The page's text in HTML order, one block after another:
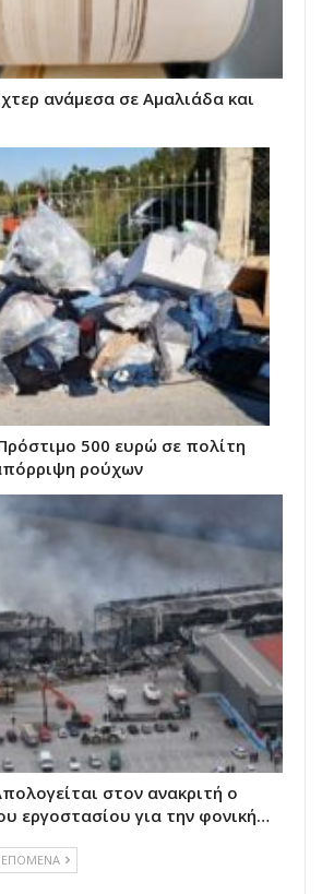
ανάμεσα σε Αμαλιάδα και
500 ευρώ σε πολίτη
ρούχων
στον ανακριτή ο
εργοστασίου για την φονική…
ΕΠΟΜΕΝΑ